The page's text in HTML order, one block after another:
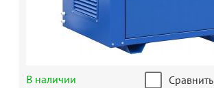
В наличии
Сравнить